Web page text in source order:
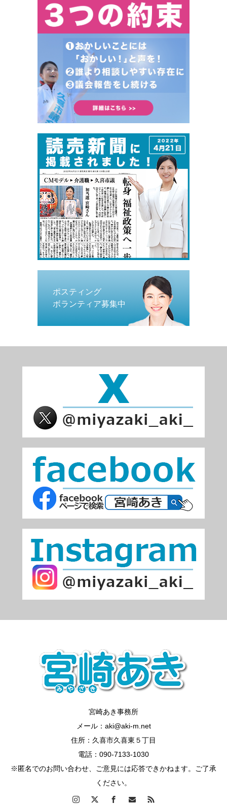
ポスティング
ボランティア募集中
宮崎あき事務所
メール：aki@aki-m.net
住所：久喜市久喜東５丁目
電話：090-7133-1030
※匿名でのお問い合わせ、ご意見には応答できかねます。ご了承
ください。